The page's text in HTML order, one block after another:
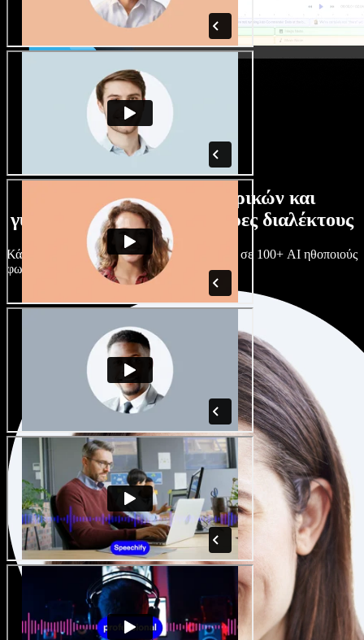
Τεράστια συλλογή ανδρικών και
γυναικείων φωνών με άπειρες διαλέκτους
Κάθε έργο είναι μοναδικό. Διάλεξε ανάμεσα σε 100+ AI ηθοποιούς
φωνής & διαλέκτους και κάν’ τους όπως θες.